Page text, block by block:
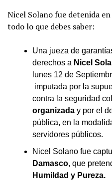
Nicel Solano fue detenida
todo lo que debes saber:
Una jueza de
derechos a Nicel
lunes 12 de
imputada por la
contra la seguridad
organizada y por el
pública, en la
servidores públicos.
Nicel Solano fue
Damasco, que
Humildad y Pureza.